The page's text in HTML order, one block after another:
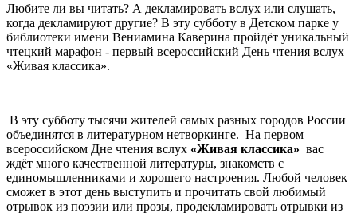
Любите ли вы читать? А декламировать вслух или слушать,
когда декламируют другие? В эту субботу в Детском парке у
библиотеки имени Вениамина Каверина пройдёт уникальный
чтецкий марафон - первый всероссийский День чтения вслух
«Живая классика».
В эту субботу тысячи жителей самых разных городов России
объединятся в литературном нетворкинге. На первом
всероссийском Дне чтения вслух «Живая классика» вас
ждёт много качественной литературы, знакомств с
единомышленниками и хорошего настроения. Любой человек
сможет в этот день выступить и прочитать свой любимый
отрывок из поэзии или прозы, продекламировать отрывки из